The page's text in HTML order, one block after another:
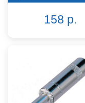
158 р.